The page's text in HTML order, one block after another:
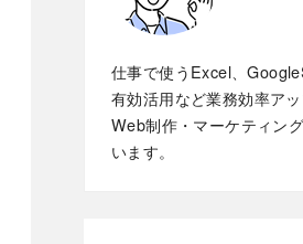
仕事で使うExcel、
有効活用など業務効率アッ
Web制作・マーケティン
います。